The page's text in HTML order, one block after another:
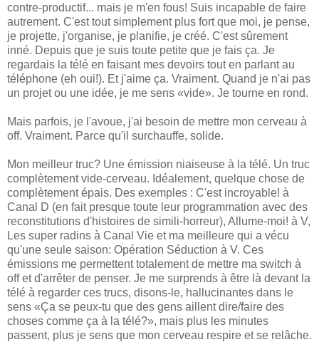
contre-productif... mais je m'en fous! Suis incapable de faire
autrement. C'est tout simplement plus fort que moi, je pense,
je projette, j'organise, je planifie, je créé. C'est sûrement
inné. Depuis que je suis toute petite que je fais ça. Je
regardais la télé en faisant mes devoirs tout en parlant au
téléphone (eh oui!). Et j'aime ça. Vraiment. Quand je n'ai pas
un projet ou une idée, je me sens «vide». Je tourne en rond.
Mais parfois, je l'avoue, j'ai besoin de mettre mon cerveau à
off. Vraiment. Parce qu'il surchauffe, solide.
Mon meilleur truc? Une émission niaiseuse à la télé. Un truc
complètement vide-cerveau. Idéalement, quelque chose de
complètement épais. Des exemples : C'est incroyable! à
Canal D (en fait presque toute leur programmation avec des
reconstitutions d'histoires de simili-horreur), Allume-moi! à V,
Les super radins à Canal Vie et ma meilleure qui a vécu
qu'une seule saison: Opération Séduction à V. Ces
émissions me permettent totalement de mettre ma switch à
off et d'arrêter de penser. Je me surprends à être là devant la
télé à regarder ces trucs, disons-le, hallucinantes dans le
sens «Ça se peux-tu que des gens aillent dire/faire des
choses comme ça à la télé?», mais plus les minutes
passent, plus je sens que mon cerveau respire et se relâche.